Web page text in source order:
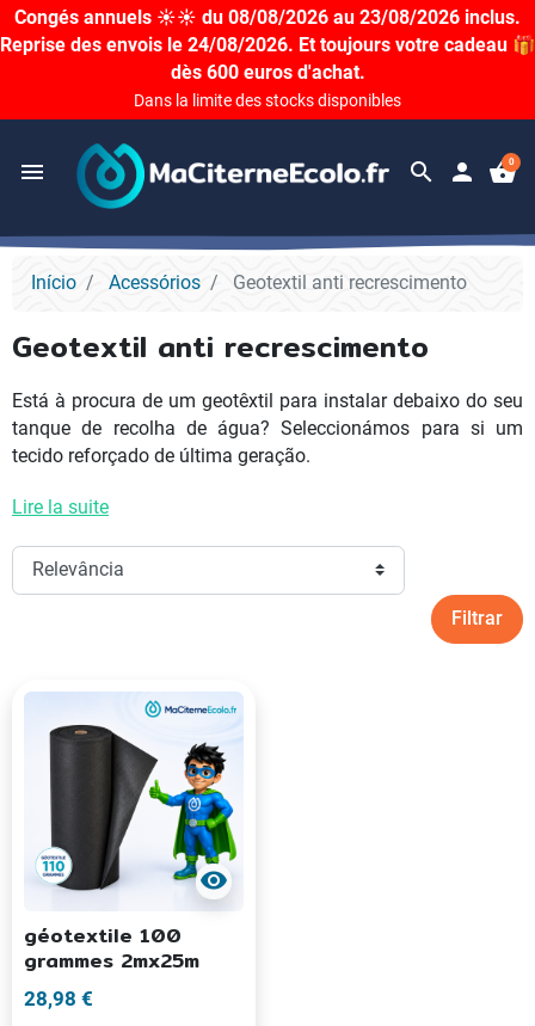
Congés annuels ☀️☀️ du 08/08/2026 au 23/08/2026 inclus.
Reprise des envois le 24/08/2026. Et toujours votre cadeau 🎁
dès 600 euros d'achat.
Dans la limite des stocks disponibles
menu search person shopping_basket
0
Início Acessórios Geotextil anti recrescimento
Geotextil anti recrescimento
Está à procura de um geotêxtil para instalar debaixo do seu
tanque de recolha de água? Seleccionámos para si um
tecido reforçado de última geração.
Lire la suite
Filtrar
visibility
géotextile 100
grammes 2mx25m
28,98 €